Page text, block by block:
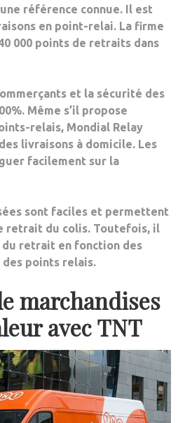
référence connue. Il est
en point-relai. La firme
000 points de retraits dans
et la sécurité des
Même s’il propose
relais, Mondial Relay
livraisons à domicile. Les
facilement sur la
sont faciles et permettent
retrait du colis. Toutefois, il
retrait en fonction des
des points relais.
marchandises
avec TNT